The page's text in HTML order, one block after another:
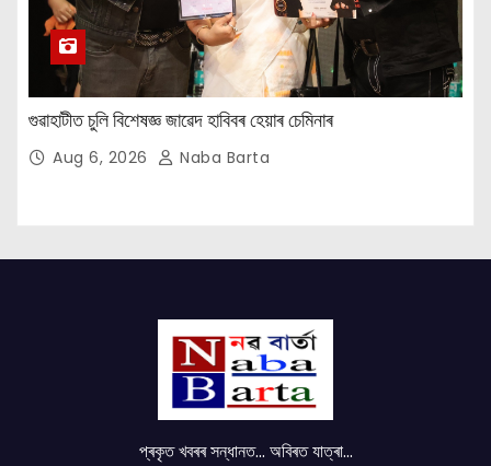
গুৱাহাটীত চুলি বিশেষজ্ঞ জাৱেদ হাবিবৰ হেয়াৰ চেমিনাৰ
Aug 6, 2026 Naba Barta
প্ৰকৃত খবৰৰ সন্ধানত... অবিৰত যাত্ৰা...